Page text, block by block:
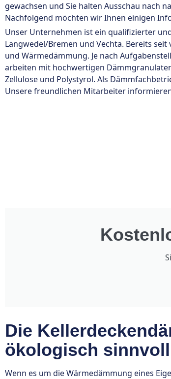
gewachsen und Sie halten Ausschau nach
Nachfolgend möchten wir Ihnen einigen
Unser Unternehmen ist ein qualifizierter
Langwedel/Bremen und Vechta. Bereits
und Wärmedämmung. Je nach
arbeiten mit hochwertigen
Zellulose und Polystyrol. Als
Unsere freundlichen Mitarbeiter
Die
ökologisch sinnvoll
Wenn es um die Wärmedämmung eines